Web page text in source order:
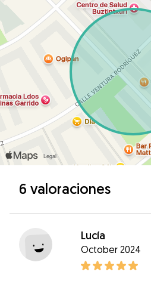
6 valoraciones
Lucía
October 2024